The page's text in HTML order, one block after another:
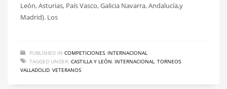
León, Asturias, País Vasco, Galicia Navarra, Andalucía,y
Madrid). Los
PUBLISHED IN COMPETICIONES INTERNACIONAL
TAGGED UNDER: CASTILLA Y LEÓN INTERNACIONAL TORNEOS
VALLADOLID VETERANOS